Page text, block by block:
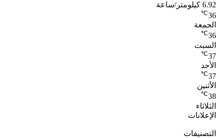
6.92 كيلومتر/ساعة
36
℃
الجمعة
36
℃
السبت
37
℃
الأحد
37
℃
الأثنين
38
℃
الثلاثاء
الإعلانات
التصنيفات